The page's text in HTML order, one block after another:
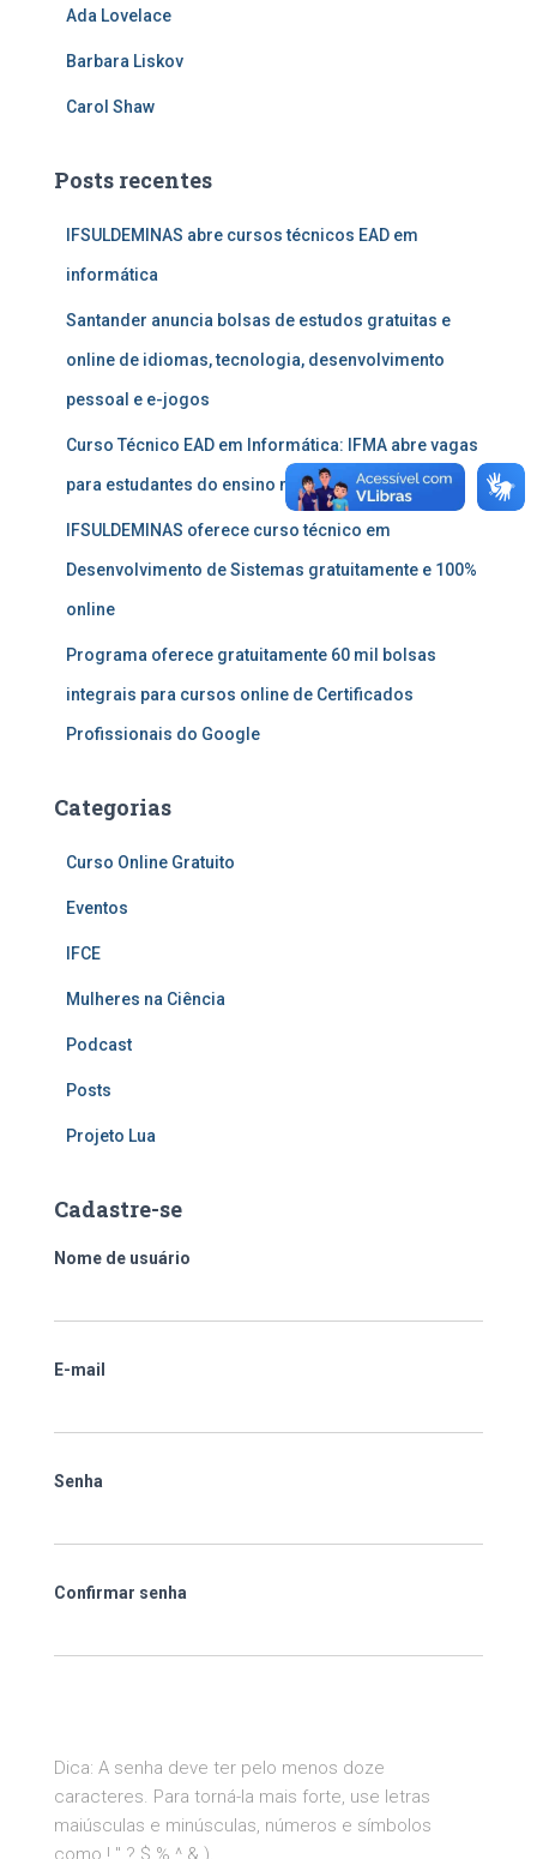
Ada Lovelace
Barbara Liskov
Carol Shaw
Posts recentes
IFSULDEMINAS abre cursos técnicos EAD em
informática
Santander anuncia bolsas de estudos gratuitas e
online de idiomas, tecnologia, desenvolvimento
pessoal e e-jogos
Curso Técnico EAD em Informática: IFMA abre vagas
para estudantes do ensino médio
IFSULDEMINAS oferece curso técnico em
Desenvolvimento de Sistemas gratuitamente e 100%
online
Programa oferece gratuitamente 60 mil bolsas
integrais para cursos online de Certificados
Profissionais do Google
Categorias
Curso Online Gratuito
Eventos
IFCE
Mulheres na Ciência
Podcast
Posts
Projeto Lua
Cadastre-se
Nome de usuário
E-mail
Senha
Confirmar senha
Dica: A senha deve ter pelo menos doze
caracteres. Para torná-la mais forte, use letras
maiúsculas e minúsculas, números e símbolos
como ! " ? $ % ^ & ).